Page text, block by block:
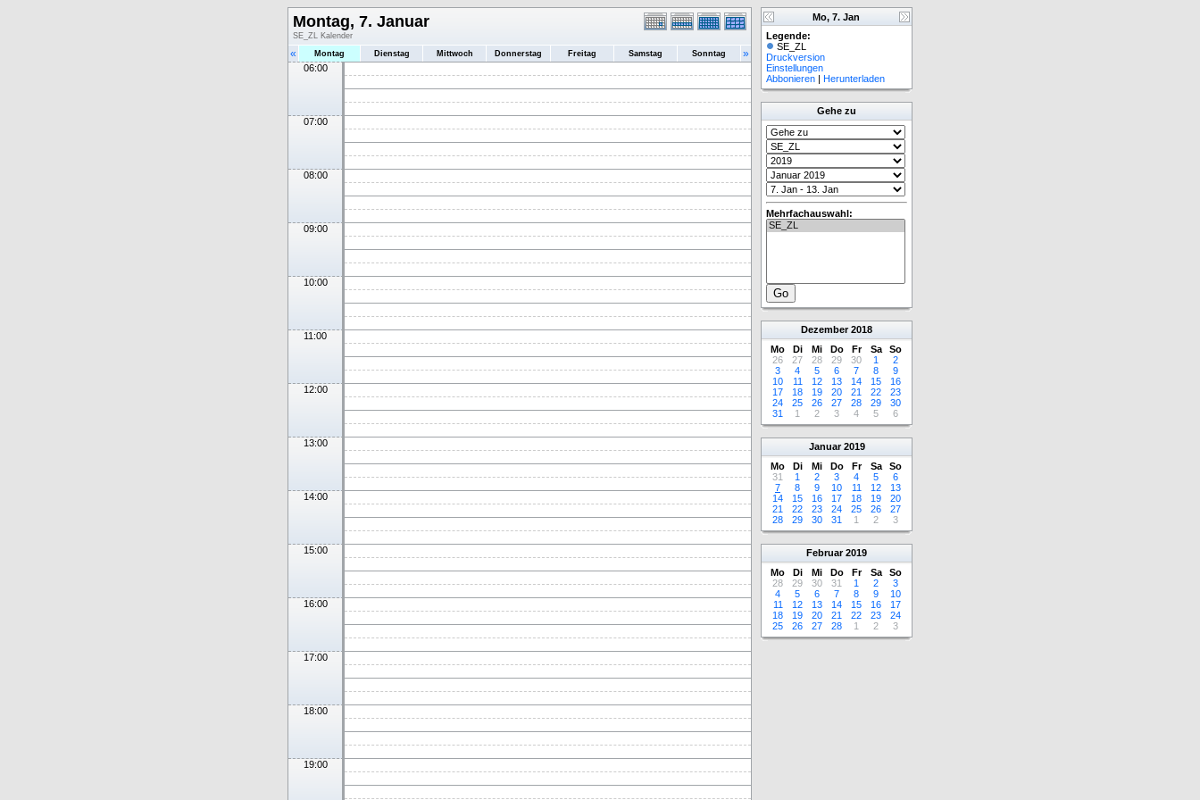
Montag, 7. Januar
SE_ZL Kalender
« Montag Dienstag Mittwoch Donnerstag Freitag Samstag Sonntag »
06:00
07:00
08:00
09:00
10:00
11:00
12:00
13:00
14:00
15:00
16:00
17:00
18:00
19:00
Mo, 7. Jan
Legende:
SE_ZL
Druckversion
Einstellungen
Abbonieren | Herunterladen
Gehe zu
Mehrfachauswahl:
Dezember 2018
Mo
Di Mi Do Fr Sa
So
26
27 28 29 30 1
2
3
4 5 6 7 8
9
10
11 12 13 14 15
16
17
18 19 20 21 22
23
24
25 26 27 28 29
30
31
1 2 3 4 5 6
Januar 2019
Mo
Di Mi Do Fr Sa
So
31
1 2 3 4 5
6
7
8 9 10 11 12
13
14
15 16 17 18 19
20
21
22 23 24 25 26
27
28
29 30 31 1 2 3
Februar 2019
Mo
Di Mi Do Fr Sa
So
28
29 30 31 1 2
3
4
5 6 7 8 9
10
11
12 13 14 15 16
17
18
19 20 21 22 23
24
25
26 27 28 1 2 3